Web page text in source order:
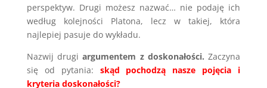
perspektyw. Drugi możesz nazwać… nie podaję ich
według kolejności Platona, lecz w takiej, która
najlepiej pasuje do wykładu.
Nazwij drugiargumentem z doskonałości.Zaczyna
się od pytania: skąd pochodzą nasze pojęcia i
kryteria doskonałości?